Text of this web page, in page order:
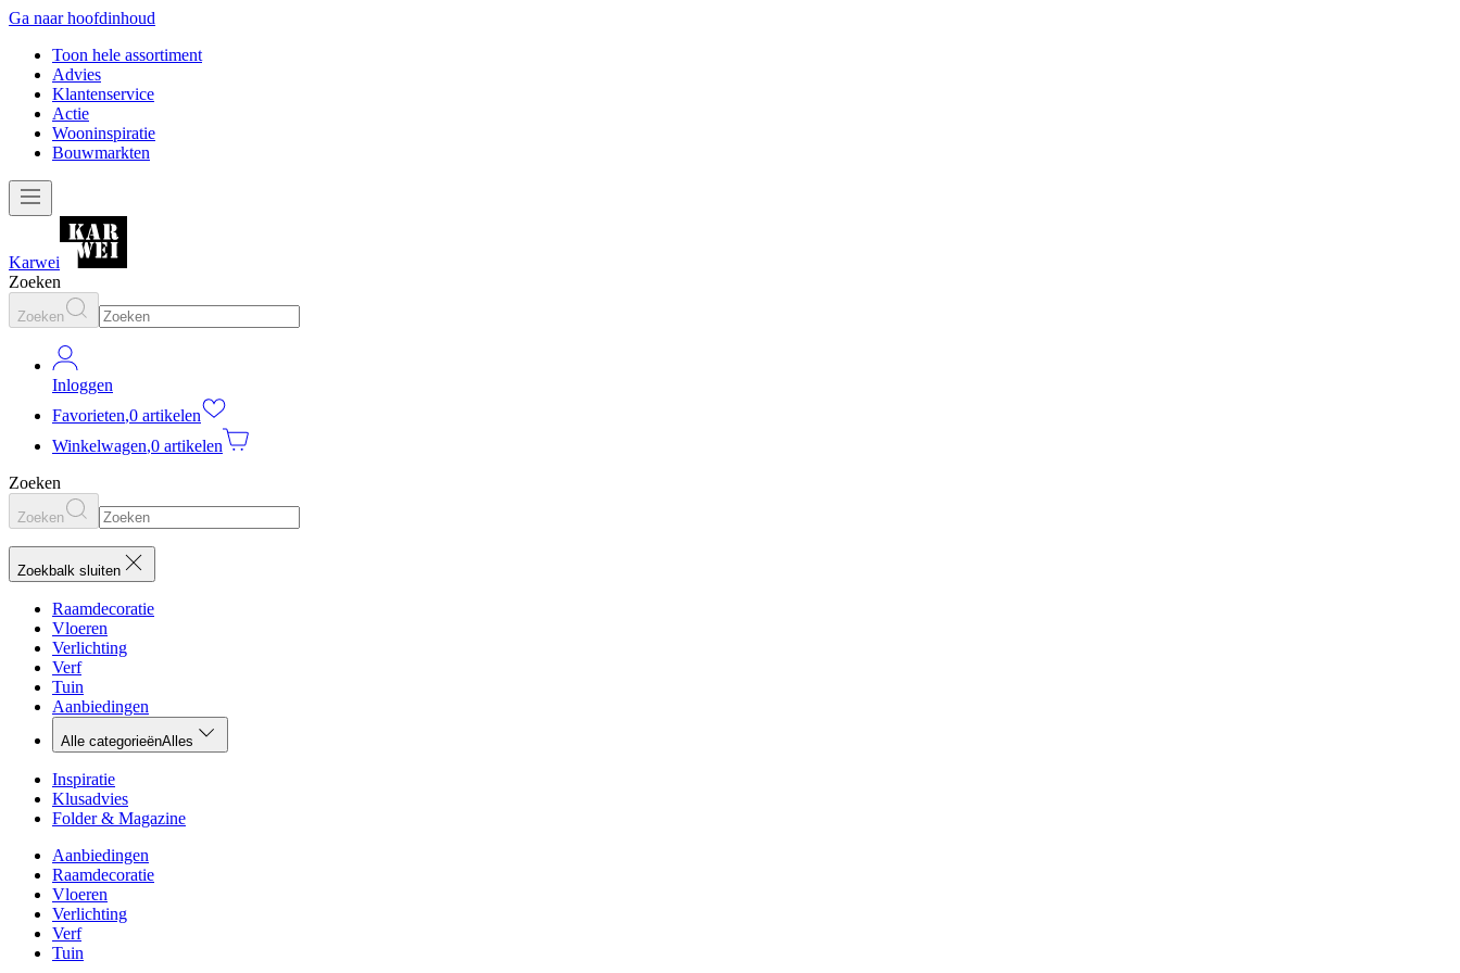
Ga naar hoofdinhoud
Toon hele assortiment
Advies
Klantenservice
Actie
Wooninspiratie
Bouwmarkten
Karwei
Zoeken
Zoeken
Inloggen
Favorieten,0 artikelen
Winkelwagen,0 artikelen
Zoeken
Zoeken
Zoekbalk sluiten
Raamdecoratie
Vloeren
Verlichting
Verf
Tuin
Aanbiedingen
Alle categorieënAlles
Inspiratie
Klusadvies
Folder & Magazine
Aanbiedingen
Raamdecoratie
Vloeren
Verlichting
Verf
Tuin